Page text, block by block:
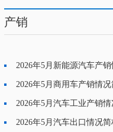
产销
2026年5月新能源汽车产
2026年5月商用车产销情
2026年5月汽车工业产销
2026年5月汽车出口情况简